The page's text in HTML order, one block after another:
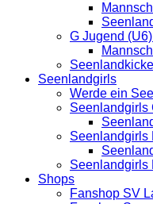
G Jugend (U6)
Seenlandgirls
Werde ein
Seenlandgirls
Seenlandgirls
Seenlandgirls
Shops
Fanshop SV